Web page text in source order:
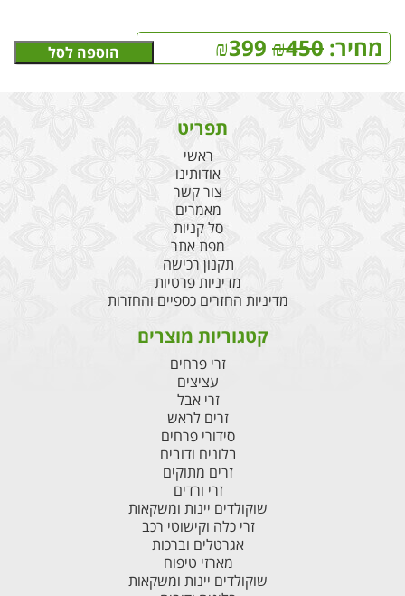
מחיר: ₪450
₪399 הוספה לסל
תפריט
ראשי
אודותינו
צור קשר
מאמרים
סל קניות
מפת אתר
תקנון רכישה
מדיניות פרטיות
מדיניות החזרים כספיים והחזרות
קטגוריות מוצרים
זרי פרחים
עציצים
זרי אבל
זרים לראש
סידורי פרחים
בלונים ודובים
זרים מתוקים
זרי ורדים
שוקולדים יינות ומשקאות
זרי כלה וקישוטי רכב
אגרטלים וברכות
מארזי טיפוח
שוקולדים יינות ומשקאות